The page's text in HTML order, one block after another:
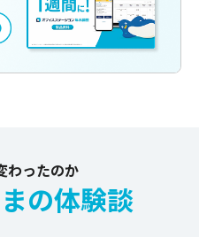
わったのか
の体験談